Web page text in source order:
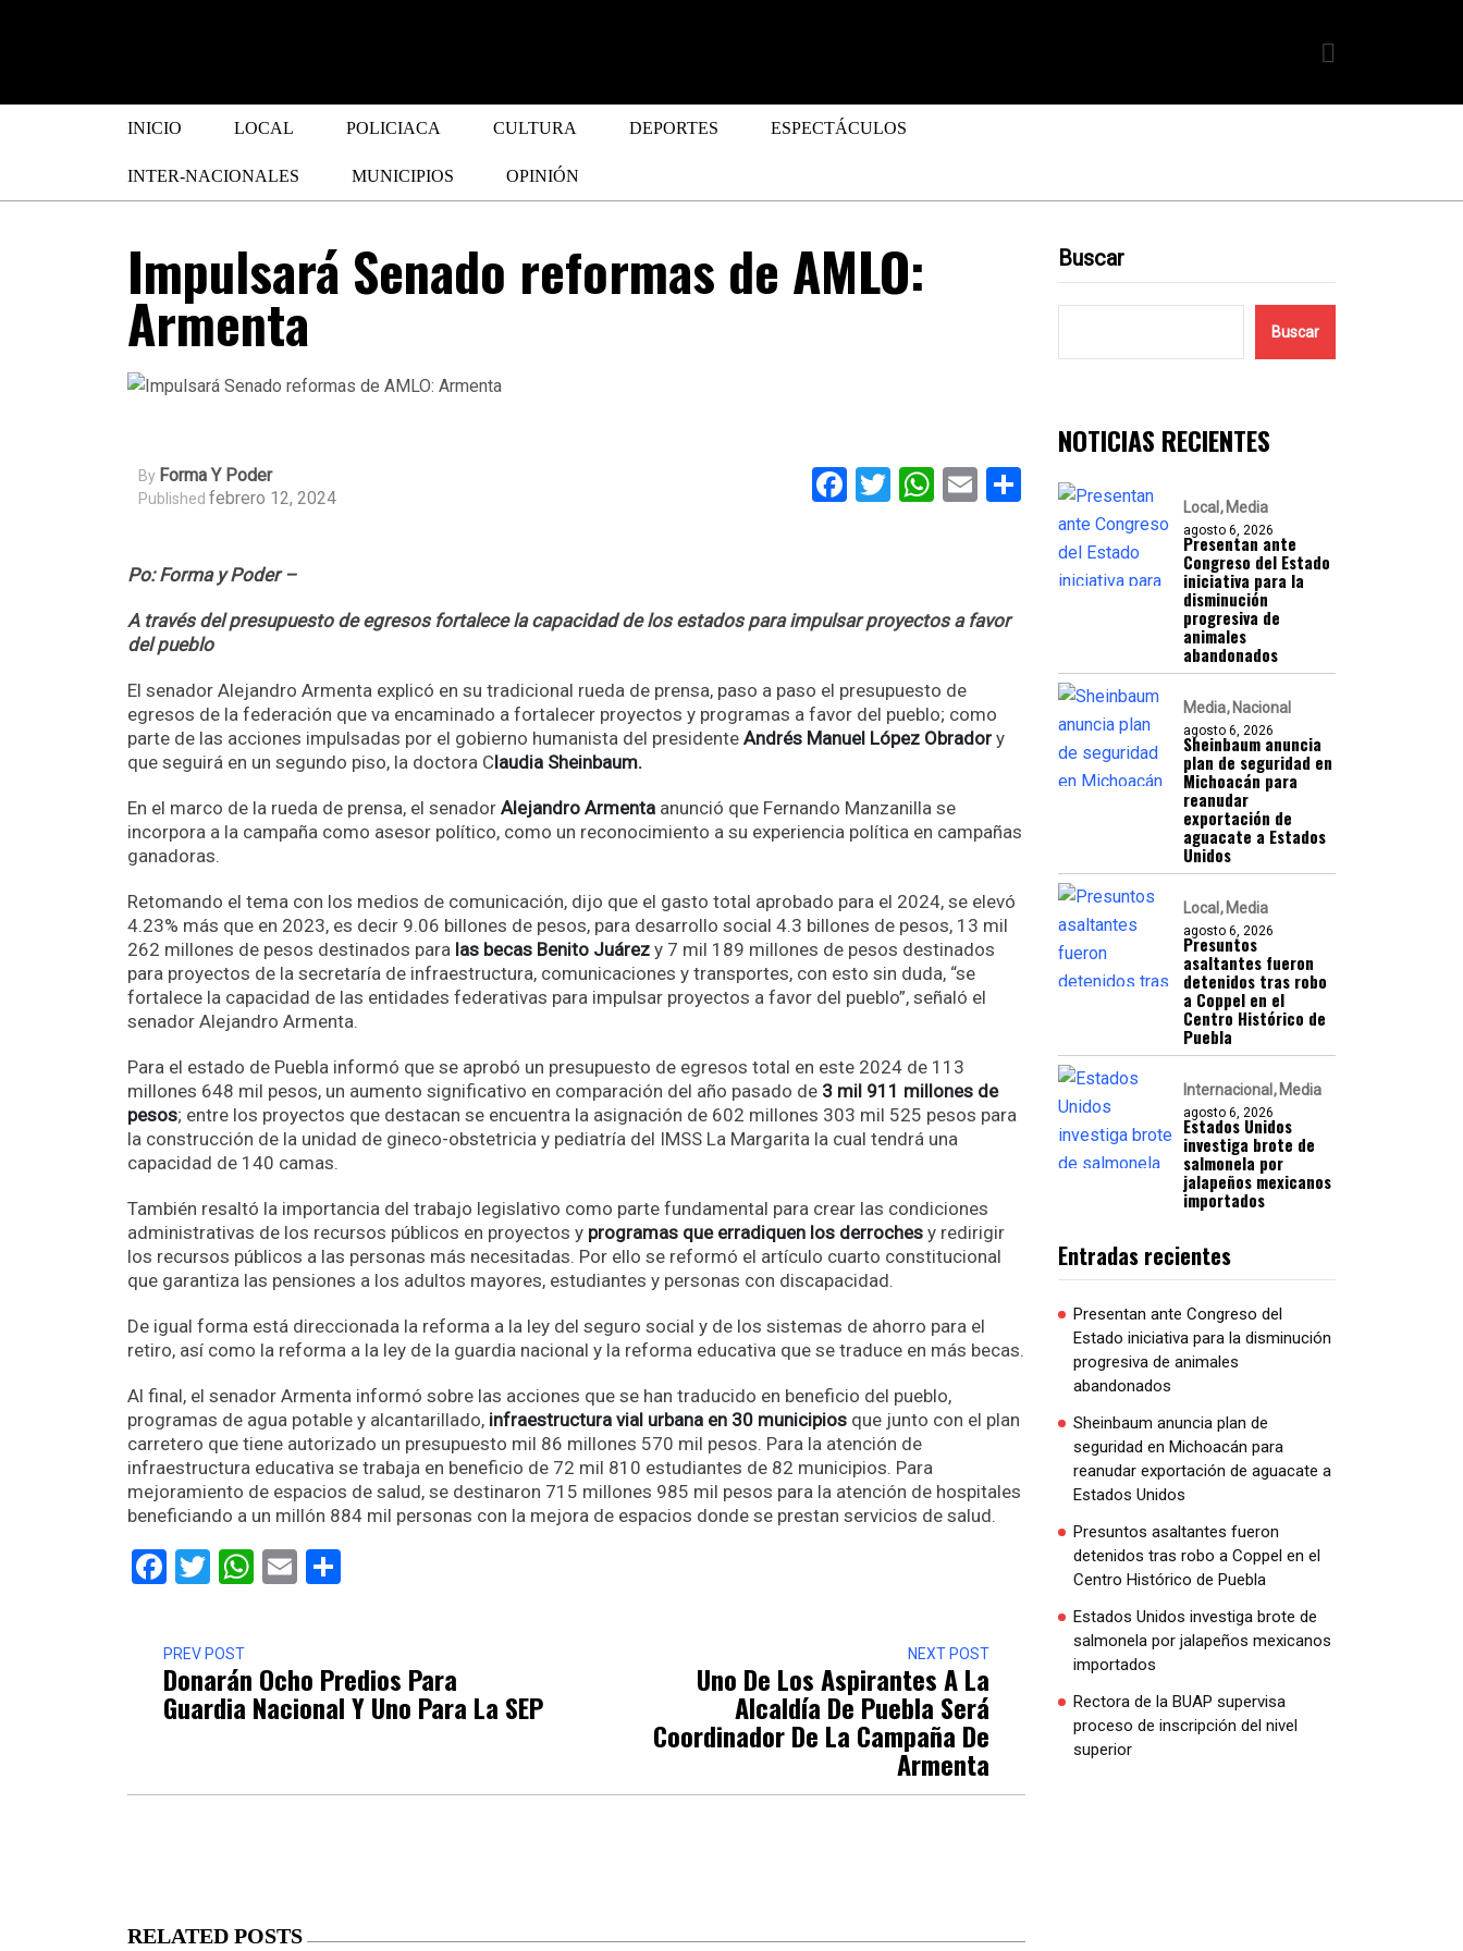
INICIO LOCAL POLICIACA CULTURA DEPORTES ESPECTÁCULOS
INTER-NACIONALES MUNICIPIOS OPINIÓN
Impulsará Senado reformas de AMLO:
Armenta
By Forma Y Poder
Published febrero 12, 2024 Facebook
Twitter
WhatsApp
EmailCompartir
Po: Forma y Poder –
A través del presupuesto de egresos fortalece la capacidad de los estados para impulsar proyectos a favor
del pueblo
El senador Alejandro Armenta explicó en su tradicional rueda de prensa, paso a paso el presupuesto de
egresos de la federación que va encaminado a fortalecer proyectos y programas a favor del pueblo; como
parte de las acciones impulsadas por el gobierno humanista del presidente Andrés Manuel López Obrador y
que seguirá en un segundo piso, la doctora Claudia Sheinbaum.
En el marco de la rueda de prensa, el senador Alejandro Armenta anunció que Fernando Manzanilla se
incorpora a la campaña como asesor político, como un reconocimiento a su experiencia política en campañas
ganadoras.
Retomando el tema con los medios de comunicación, dijo que el gasto total aprobado para el 2024, se elevó
4.23% más que en 2023, es decir 9.06 billones de pesos, para desarrollo social 4.3 billones de pesos, 13 mil
262 millones de pesos destinados para las becas Benito Juárez y 7 mil 189 millones de pesos destinados
para proyectos de la secretaría de infraestructura, comunicaciones y transportes, con esto sin duda, “se
fortalece la capacidad de las entidades federativas para impulsar proyectos a favor del pueblo”, señaló el
senador Alejandro Armenta.
Para el estado de Puebla informó que se aprobó un presupuesto de egresos total en este 2024 de 113
millones 648 mil pesos, un aumento significativo en comparación del año pasado de 3 mil 911 millones de
pesos; entre los proyectos que destacan se encuentra la asignación de 602 millones 303 mil 525 pesos para
la construcción de la unidad de gineco-obstetricia y pediatría del IMSS La Margarita la cual tendrá una
capacidad de 140 camas.
También resaltó la importancia del trabajo legislativo como parte fundamental para crear las condiciones
administrativas de los recursos públicos en proyectos y programas que erradiquen los derroches y redirigir
los recursos públicos a las personas más necesitadas. Por ello se reformó el artículo cuarto constitucional
que garantiza las pensiones a los adultos mayores, estudiantes y personas con discapacidad.
De igual forma está direccionada la reforma a la ley del seguro social y de los sistemas de ahorro para el
retiro, así como la reforma a la ley de la guardia nacional y la reforma educativa que se traduce en más becas.
Al final, el senador Armenta informó sobre las acciones que se han traducido en beneficio del pueblo,
programas de agua potable y alcantarillado, infraestructura vial urbana en 30 municipios que junto con el plan
carretero que tiene autorizado un presupuesto mil 86 millones 570 mil pesos. Para la atención de
infraestructura educativa se trabaja en beneficio de 72 mil 810 estudiantes de 82 municipios. Para
mejoramiento de espacios de salud, se destinaron 715 millones 985 mil pesos para la atención de hospitales
beneficiando a un millón 884 mil personas con la mejora de espacios donde se prestan servicios de salud.
Facebook
Twitter
WhatsApp
Email
PREV POST
Donarán Ocho Predios Para
Guardia Nacional Y Uno Para La SEP
NEXT POST
Uno De Los Aspirantes A La
Alcaldía De Puebla Será
Coordinador De La Campaña De
Armenta
Buscar
Buscar
NOTICIAS RECIENTES
Local Media
agosto 6, 2026
Presentan ante
Congreso del Estado
iniciativa para la
disminución
progresiva de
animales
abandonados
Media Nacional
agosto 6, 2026
Sheinbaum anuncia
plan de seguridad en
Michoacán para
reanudar
exportación de
aguacate a Estados
Unidos
Local Media
agosto 6, 2026
Presuntos
asaltantes fueron
detenidos tras robo
a Coppel en el
Centro Histórico de
Puebla
Internacional Media
agosto 6, 2026
Estados Unidos
investiga brote de
salmonela por
jalapeños mexicanos
importados
Entradas recientes
Presentan ante Congreso del
Estado iniciativa para la disminución
progresiva de animales
abandonados
Sheinbaum anuncia plan de
seguridad en Michoacán para
reanudar exportación de aguacate a
Estados Unidos
Presuntos asaltantes fueron
detenidos tras robo a Coppel en el
Centro Histórico de Puebla
Estados Unidos investiga brote de
salmonela por jalapeños mexicanos
importados
Rectora de la BUAP supervisa
proceso de inscripción del nivel
superior
RELATED POSTS